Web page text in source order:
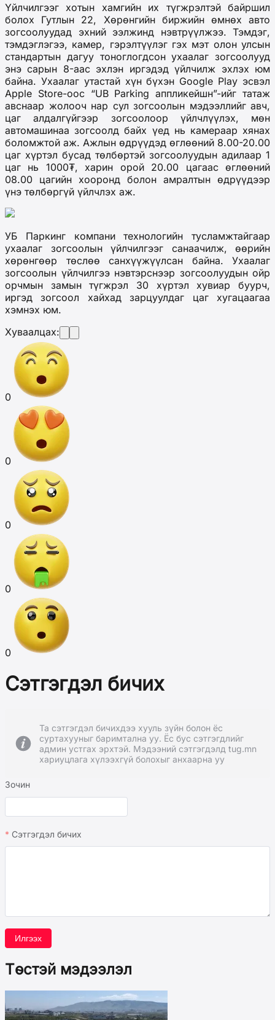
Үйлчилгээг хотын хамгийн их түгжрэлтэй байршил
болох Гутлын 22, Хөрөнгийн биржийн өмнөх авто
зогсоолуудад эхний ээлжинд нэвтрүүлжээ. Тэмдэг,
тэмдэглэгээ, камер, гэрэлтүүлэг гэх мэт олон улсын
стандартын дагуу тоноглогдсон ухаалаг зогсоолууд
энэ сарын 8-аас эхлэн иргэдэд үйлчилж эхлэх юм
байна. Ухаалаг утастай хүн бүхэн Google Play эсвэл
Apple Store-оос “UB Parking аппликейшн”-ийг татаж
авснаар жолооч нар сул зогсоолын мэдээллийг авч,
цаг алдалгүйгээр зогсоолоор үйлчлүүлэх, мөн
автомашинаа зогсоолд байх үед нь камераар хянах
боломжтой аж. Ажлын өдрүүдэд өглөөний 8.00-20.00
цаг хүртэл бусад төлбөртэй зогсоолуудын адилаар 1
цаг нь 1000₮, харин орой 20.00 цагаас өглөөний
08.00 цагийн хооронд болон амралтын өдрүүдээр
үнэ төлбөргүй үйлчлэх аж.
УБ Паркинг компани технологийн тусламжтайгаар
ухаалаг зогсоолын үйлчилгээг санаачилж, өөрийн
хөрөнгөөр төслөө санхүүжүүлсан байна. Ухаалаг
зогсоолын үйлчилгээ нэвтэрснээр зогсоолуудын ойр
орчмын замын түгжрэл 30 хүртэл хувиар буурч,
иргэд зогсоол хайхад зарцуулдаг цаг хугацаагаа
хэмнэх юм.
Хуваалцах:
0
0
0
0
0
Сэтгэгдэл бичих
Та сэтгэгдэл бичихдээ хууль зүйн болон ёс
суртахууныг баримтална уу. Ёс бус сэтгэгдлийг
админ устгах эрхтэй. Мэдээний сэтгэгдэлд tug.mn
хариуцлага хүлээхгүй болохыг анхаарна уу
Зочин
Сэтгэгдэл бичих
Илгээх
Төстэй мэдээлэл